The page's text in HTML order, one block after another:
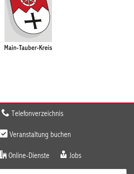
Telefonverzeichnis
Veranstaltung buchen
Online-Dienste Jobs